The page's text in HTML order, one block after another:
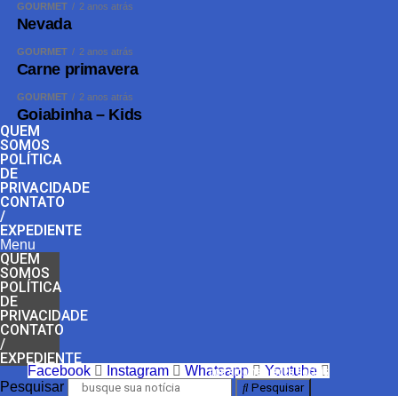
GOURMET 2 anos atrás
Nevada
GOURMET 2 anos atrás
Carne primavera
GOURMET 2 anos atrás
Goiabinha – Kids
QUEM
SOMOS
POLÍTICA
DE
PRIVACIDADE
CONTATO
/
EXPEDIENTE
Menu
QUEM
SOMOS
POLÍTICA
DE
PRIVACIDADE
CONTATO
/
EXPEDIENTE
nos siga nas redes sociais
Facebook Instagram Whatsapp
Youtube
Pesquisar
Pesquisar